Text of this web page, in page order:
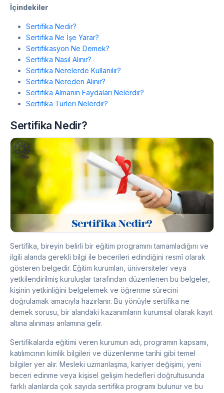
İçindekiler
Sertifika Nedir?
Sertifika Ne İşe Yarar?
Sertifikasyon Ne Demek?
Sertifika Nasıl Alınır?
Sertifika Nerelerde Kullanılır?
Sertifika Nereden Alınır?
Sertifika Almanın Faydaları Nelerdir?
Sertifika Türleri Nelerdir?
Sertifika Nedir?
Sertifika, bireyin belirli bir eğitim programını tamamladığını ve
ilgili alanda gerekli bilgi ile becerileri edindiğini resmî olarak
gösteren belgedir. Eğitim kurumları, üniversiteler veya
yetkilendirilmiş kuruluşlar tarafından düzenlenen bu belgeler,
kişinin yetkinliğini belgelemek ve öğrenme sürecini
doğrulamak amacıyla hazırlanır. Bu yönüyle sertifika ne
demek sorusu, bir alandaki kazanımların kurumsal olarak kayıt
altına alınması anlamına gelir.
Sertifikalarda eğitimi veren kurumun adı, programın kapsamı,
katılımcının kimlik bilgileri ve düzenlenme tarihi gibi temel
bilgiler yer alır. Mesleki uzmanlaşma, kariyer değişimi, yeni
beceri edinme veya kişisel gelişim hedefleri doğrultusunda
farklı alanlarda çok sayıda sertifika programı bulunur ve bu